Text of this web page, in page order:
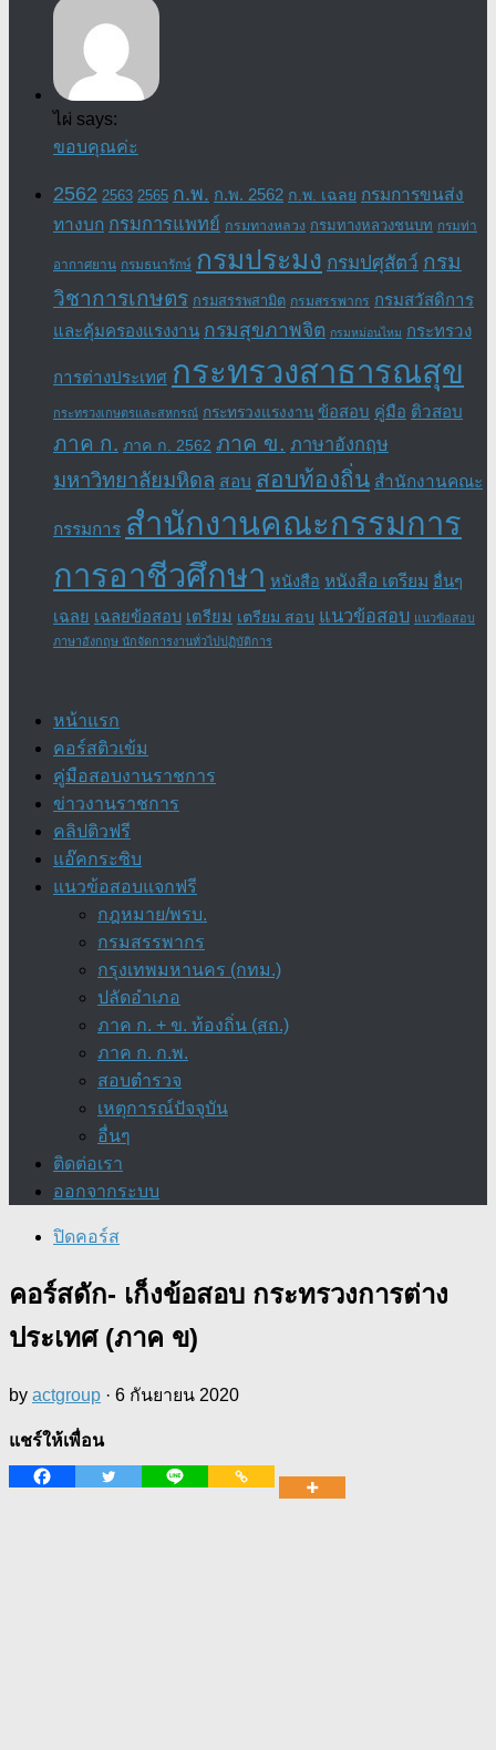
ไผ่ says:
ขอบคุณค่ะ
2562 2563 2565 ก.พ. ก.พ. 2562 ก.พ. เฉลย กรมการขนส่ง
ทางบก กรมการแพทย์ กรมทางหลวง กรมทางหลวงชนบท กรมท่า
อากาศยาน กรมธนารักษ์ กรมประมง กรมปศุสัตว์ กรม
วิชาการเกษตร กรมสรรพสามิต กรมสรรพากร กรมสวัสดิการ
และคุ้มครองแรงงาน กรมสุขภาพจิต กรมหม่อนไหม กระทรวง
การต่างประเทศ กระทรวงสาธารณสุข
กระทรวงเกษตรและสหกรณ์ กระทรวงแรงงาน ข้อสอบ คู่มือ ติวสอบ
ภาค ก. ภาค ก. 2562 ภาค ข. ภาษาอังกฤษ
มหาวิทยาลัยมหิดล สอบ สอบท้องถิ่น สำนักงานคณะ
กรรมการ สำนักงานคณะกรรมการ
การอาชีวศึกษา หนังสือ หนังสือ เตรียม อื่นๆ
เฉลย เฉลยข้อสอบ เตรียม เตรียม สอบ แนวข้อสอบ แนวข้อสอบ
ภาษาอังกฤษ นักจัดการงานทั่วไปปฏิบัติการ
หน้าแรก
คอร์สติวเข้ม
คู่มือสอบงานราชการ
ข่าวงานราชการ
คลิปติวฟรี
แอ๊คกระซิบ
แนวข้อสอบแจกฟรี
กฎหมาย/พรบ.
กรมสรรพากร
กรุงเทพมหานคร (กทม.)
ปลัดอำเภอ
ภาค ก. + ข. ท้องถิ่น (สถ.)
ภาค ก. ก.พ.
สอบตำรวจ
เหตุการณ์ปัจจุบัน
อื่นๆ
ติดต่อเรา
ออกจากระบบ
ปิดคอร์ส
คอร์สดัก- เก็งข้อสอบ กระทรวงการต่าง
ประเทศ (ภาค ข)
by actgroup · 6 กันยายน 2020
แชร์ให้เพื่อน